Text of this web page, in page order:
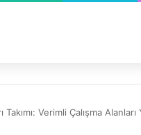
Verimli Çalışma Alanları